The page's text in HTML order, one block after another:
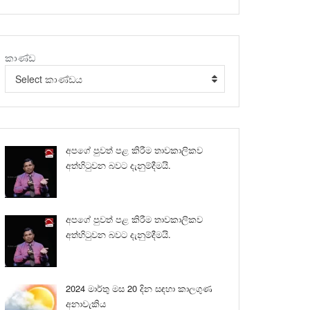
කාණ්ඩ
Select කාණ්ඩය
අපගේ පුවත් පළ කිරීම තාවකාලිකව
අත්හිටුවන බවට දැනුම්දීමයි.
අපගේ පුවත් පළ කිරීම තාවකාලිකව
අත්හිටුවන බවට දැනුම්දීමයි.
2024 මාර්තු මස 20 දින සඳහා කාලගුණ
අනාවැකිය